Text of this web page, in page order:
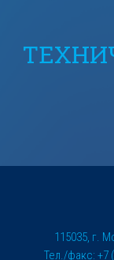
115035, г.
Тел./факс: +7